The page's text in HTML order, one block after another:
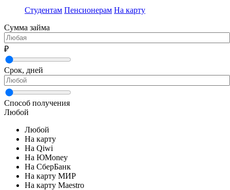
Студентам Пенсионерам На карту
Сумма займа
₽
Срок, дней
Способ получения
Любой
Любой
На карту
На Qiwi
На ЮMoney
На СберБанк
На карту МИР
На карту Maestro